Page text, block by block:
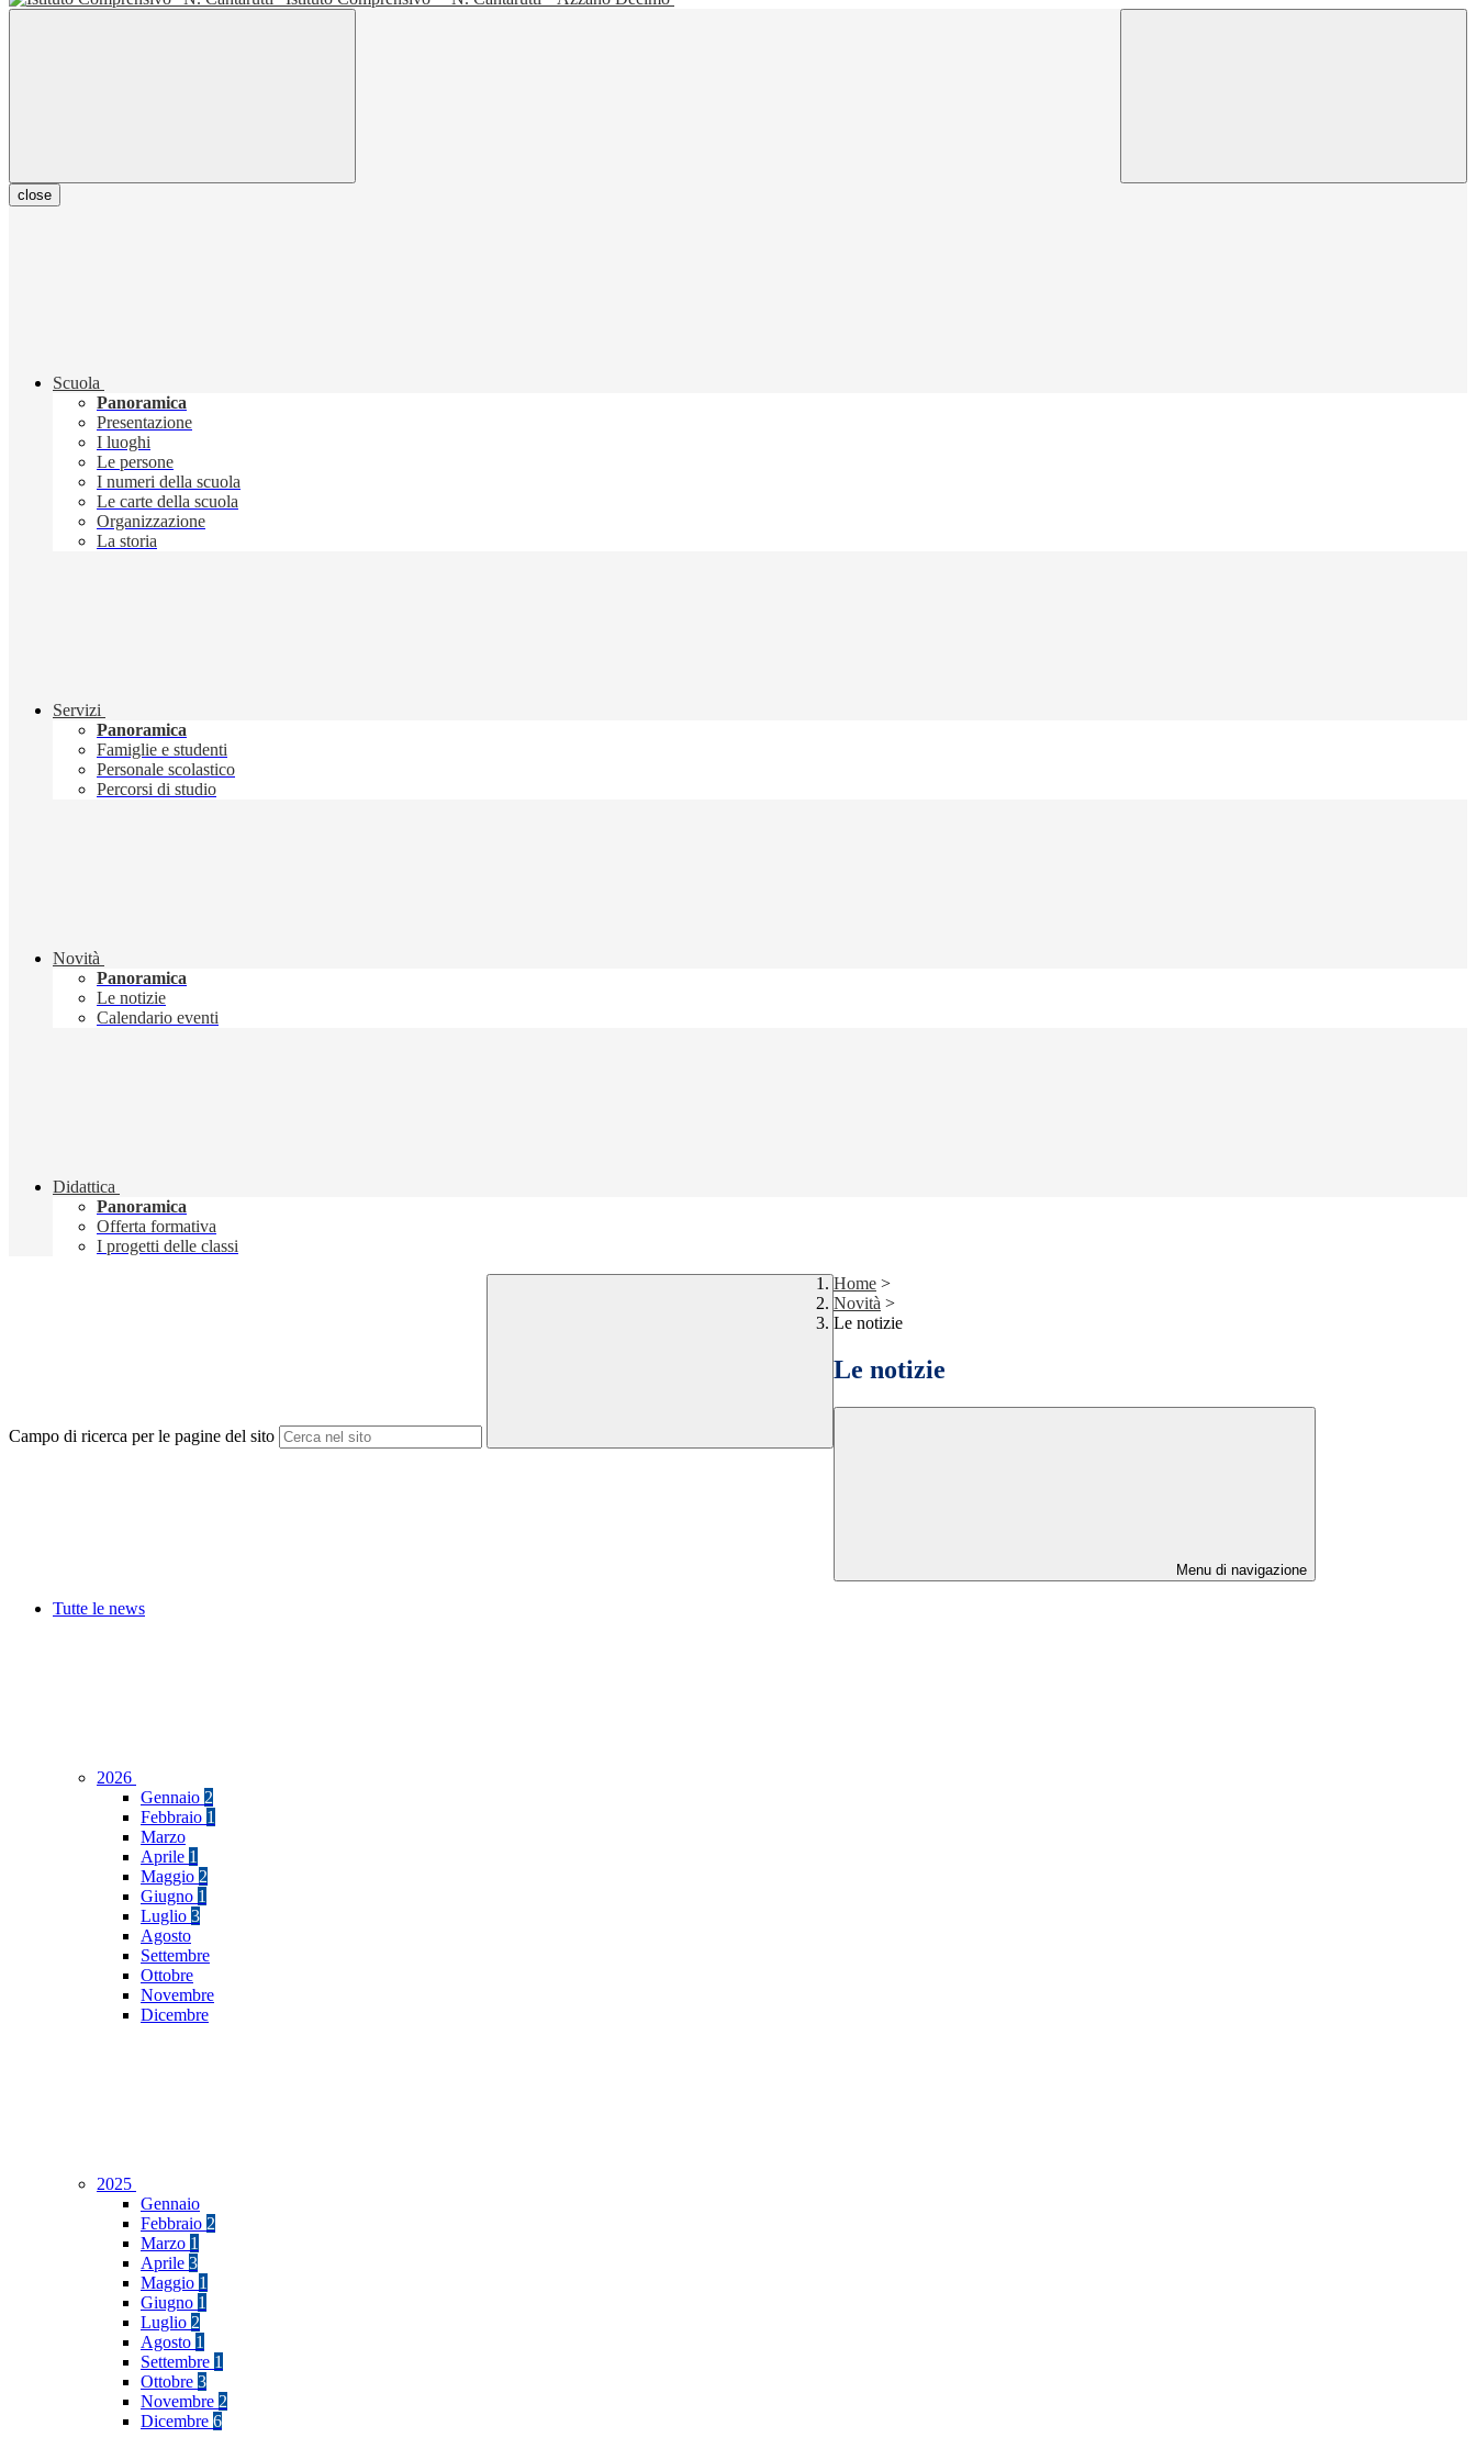
close
Scuola
Panoramica
Presentazione
I luoghi
Le persone
I numeri della scuola
Le carte della scuola
Organizzazione
La storia
Servizi
Panoramica
Famiglie e studenti
Personale scolastico
Percorsi di studio
Novità
Panoramica
Le notizie
Calendario eventi
Didattica
Panoramica
Offerta formativa
I progetti delle classi
Campo di ricerca per le pagine del sito
Home >
Novità >
Le notizie
Le notizie
Menu di navigazione
Tutte le news
2026
Gennaio 2
Febbraio 1
Marzo
Aprile 1
Maggio 2
Giugno 1
Luglio 3
Agosto
Settembre
Ottobre
Novembre
Dicembre
2025
Gennaio
Febbraio 2
Marzo 1
Aprile 3
Maggio 1
Giugno 1
Luglio 2
Agosto 1
Settembre 1
Ottobre 3
Novembre 2
Dicembre 6